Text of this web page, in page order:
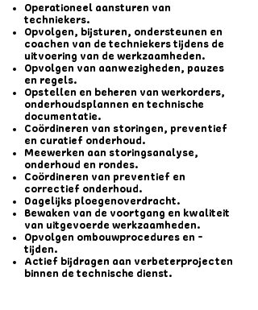
Operationeel aansturen van
techniekers.
Opvolgen, bijsturen, ondersteunen en
coachen van de techniekers tijdens de
uitvoering van de werkzaamheden.
Opvolgen van aanwezigheden, pauzes
en regels.
Opstellen en beheren van werkorders,
onderhoudsplannen en technische
documentatie.
Coördineren van storingen, preventief
en curatief onderhoud.
Meewerken aan storingsanalyse,
onderhoud en rondes.
Coördineren van preventief en
correctief onderhoud.
Dagelijks ploegenoverdracht.
Bewaken van de voortgang en kwaliteit
van uitgevoerde werkzaamheden.
Opvolgen ombouwprocedures en -
tijden.
Actief bijdragen aan verbeterprojecten
binnen de technische dienst.